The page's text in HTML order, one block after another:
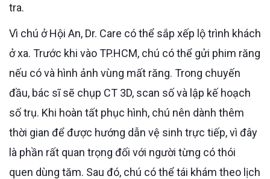
tra.
Vì chú ở Hội An, Dr. Care có thể sắp xếp lộ trình khách
ở xa. Trước khi vào TP.HCM, chú có thể gửi phim răng
nếu có và hình ảnh vùng mất răng. Trong chuyến
đầu, bác sĩ sẽ chụp CT 3D, scan số và lập kế hoạch
số trụ. Khi hoàn tất phục hình, chú nên dành thêm
thời gian để được hướng dẫn vệ sinh trực tiếp, vì đây
là phần rất quan trọng đối với người từng có thói
quen dùng tăm. Sau đó, chú có thể tái khám theo lịch